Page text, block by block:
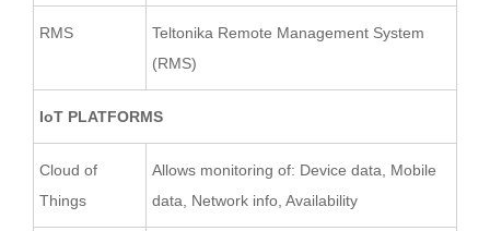
RMS
Teltonika Remote Management System
(RMS)
IoT PLATFORMS
Cloud of
Things
Allows monitoring of: Device data, Mobile
data, Network info, Availability